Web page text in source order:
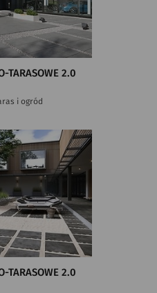
TARASOWE 2.0
i ogród
TARASOWE 2.0